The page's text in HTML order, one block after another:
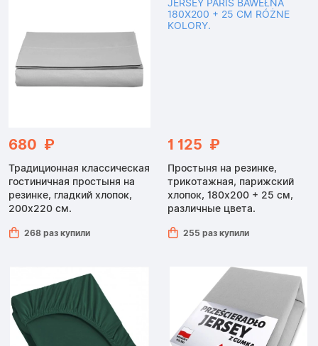
680 ₽
Традиционная классическая
гостиничная простыня на
резинке, гладкий хлопок,
200x220 см.
268 раз купили
1 125 ₽
Простыня на резинке,
трикотажная, парижский
хлопок, 180х200 + 25 см,
различные цвета.
255 раз купили